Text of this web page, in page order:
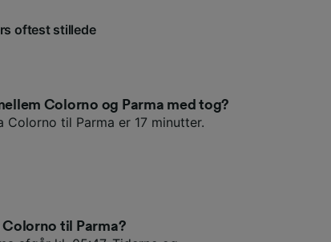
oftest stillede
Colorno og Parma med tog?
til Parma er 17 minutter.
til Parma?